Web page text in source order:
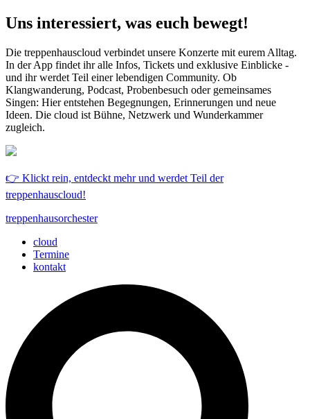
Uns interessiert, was euch bewegt!
Die treppenhauscloud verbindet unsere Konzerte mit eurem Alltag.
In der App findet ihr alle Infos, Tickets und exklusive Einblicke -
und ihr werdet Teil einer lebendigen Community. Ob
Klangwanderung, Podcast, Probenbesuch oder gemeinsames
Singen: Hier entstehen Begegnungen, Erinnerungen und neue
Ideen. Die cloud ist Bühne, Netzwerk und Wunderkammer
zugleich.
👉 Klickt rein, entdeckt mehr und werdet Teil der
treppenhauscloud!
treppenhausorchester
cloud
Termine
kontakt